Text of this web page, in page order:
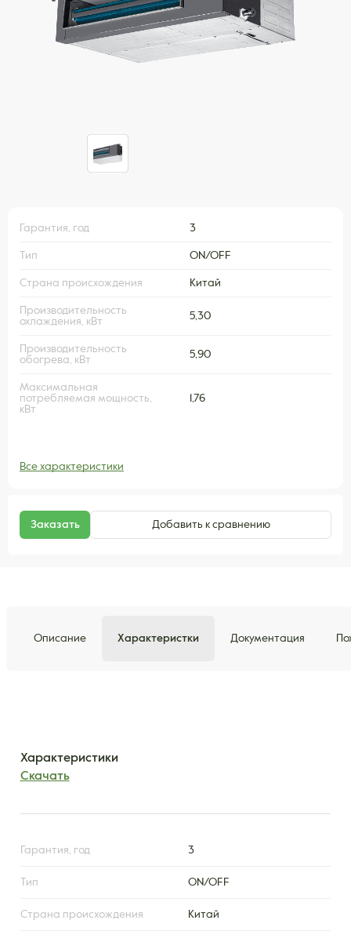
Гарантия, год 3
Тип ON/OFF
Страна происхождения Китай
Производительность
охлаждения, кВт
5,30
Производительность
обогрева, кВт
5,90
Максимальная
потребляемая мощность,
кВт
1,76
Все характеристики
Заказать Добавить к сравнению
Описание Характеристки Документация
Характеристики
Скачать
Гарантия, год 3
Тип ON/OFF
Страна происхождения Китай